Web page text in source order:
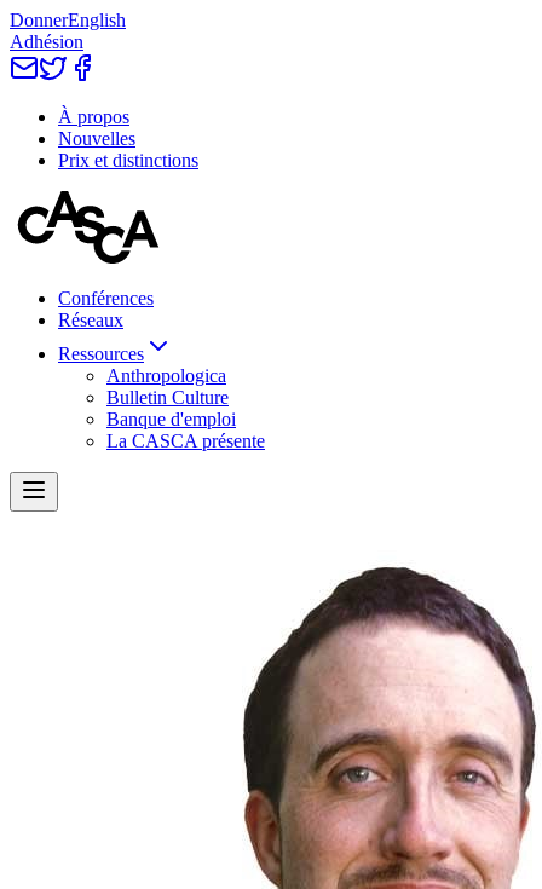
DonnerEnglish
Adhésion
À propos
Nouvelles
Prix et distinctions
Conférences
Réseaux
Ressources
Anthropologica
Bulletin Culture
Banque d'emploi
La CASCA présente